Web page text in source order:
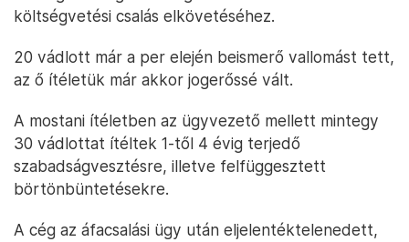
költségvetési csalás elkövetéséhez.
20 vádlott már a per elején beismerő vallomást tett,
az ő ítéletük már akkor jogerőssé vált.
A mostani ítéletben az ügyvezető mellett mintegy
30 vádlottat ítéltek 1-től 4 évig terjedő
szabadságvesztésre, illetve felfüggesztett
börtönbüntetésekre.
A cég az áfacsalási ügy után eljelentéktelenedett,